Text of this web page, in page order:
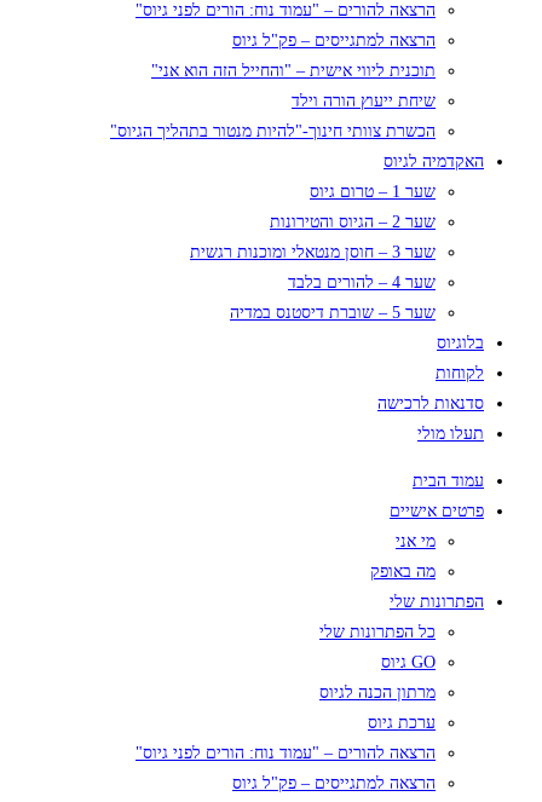
הרצאה להורים – "עמוד נוח: הורים לפני גיוס"
הרצאה למתגייסים – פק"ל גיוס
תוכנית ליווי אישית – "והחייל הזה הוא אני"
שיחת ייעוץ הורה וילד
הכשרת צוותי חינוך-"להיות מנטור בתהליך הגיוס"
האקדמיה לגיוס
שער 1 – טרום גיוס
שער 2 – הגיוס והטירונות
שער 3 – חוסן מנטאלי ומוכנות רגשית
שער 4 – להורים בלבד
שער 5 – שוברת דיסטנס במדיה
בלוגיוס
לקוחות
סדנאות לרכישה
תעלו מולי
עמוד הבית
פרטים אישיים
מי אני
מה באופק
הפתרונות שלי
כל הפתרונות שלי
GO גיוס
מרתון הכנה לגיוס
ערכת גיוס
הרצאה להורים – "עמוד נוח: הורים לפני גיוס"
הרצאה למתגייסים – פק"ל גיוס